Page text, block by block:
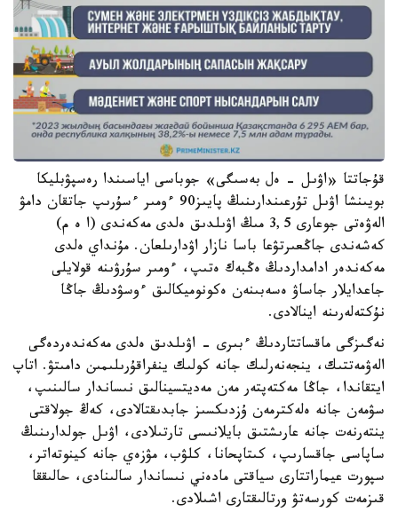
قۇجاتتا «اۋىل - ەل بەسىگى» جوباسى اياسىندا رەسپۋبليكا
بويىنشا اۋىل تۇرعىندارىنىڭ پايىز90 ءومىر ءسۇرىپ جاتقان دامۋ
الەۋەتى جوعارى 3,5 مىڭ اۋىلدىق ەلدى مەكەندى (ا ە م)
كەشەندى جاڭعىرتۋعا باسا نازار اۋدارىلعان. مۇنداي ەلدى
مەكەندەر ادامداردىڭ ەڭبەك ەتىپ، ءومىر سۇرۋىنە قولايلى
جاعدايلار جاساۋ ەسەبىنەن ەكونوميكالىق ءوسۋدىڭ جاڭا
نۇكتەلەرىنە اينالادى.
نەگىزگى ماقساتتاردىڭ ءبىرى - اۋىلدىق ەلدى مەكەندەردەگى
الەۋمەتتىك، ينجەنەرلىك جانە كولىك ينفراقۇرىلىمىن دامىتۋ. اتاپ
ايتقاندا، جاڭا مەكتەپتەر مەن مەديتسينالىق نىساندار سالىنىپ،
سۋمەن جانە ەلەكترمەن ۇزدىكسىز جابدىقتالادى، كەڭ جولاقتى
ينتەرنەت جانە عارىشتىق بايلانىسى تارتىلادى، اۋىل جولدارىنىڭ
ساپاسى جاقسارىپ، كىتاپحانا، كلۋب، مۋزەي جانە كينوتەاتر،
سپورت عيماراتتارى سياقتى مادەني نىساندار سالىنادى، حالىققا
قىزمەت كورسەتۋ ورتالىقتارى اشىلادى.